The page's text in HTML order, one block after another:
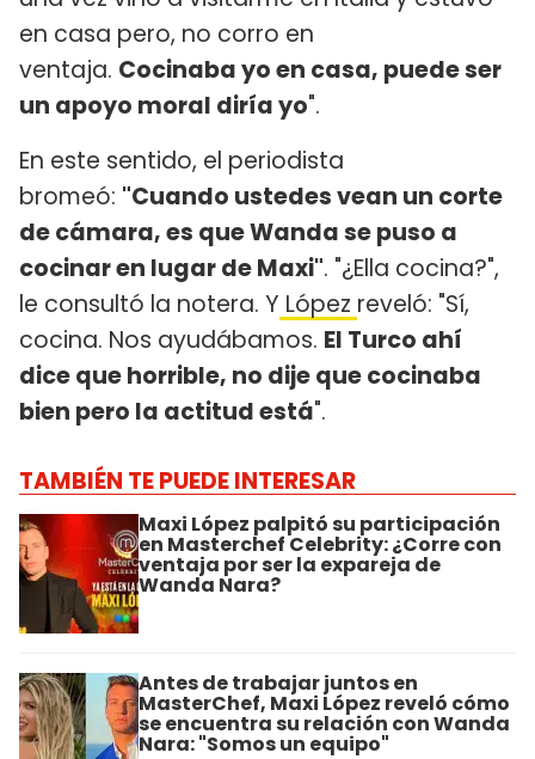
en casa pero, no corro en
ventaja. Cocinaba yo en casa, puede ser
un apoyo moral diría yo".
En este sentido, el periodista
bromeó: "Cuando ustedes vean un corte
de cámara, es que Wanda se puso a
cocinar en lugar de Maxi". "¿Ella cocina?",
le consultó la notera. Y López reveló: "Sí,
cocina. Nos ayudábamos. El Turco ahí
dice que horrible, no dije que cocinaba
bien pero la actitud está".
TAMBIÉN TE PUEDE INTERESAR
Maxi López palpitó su participación
en Masterchef Celebrity: ¿Corre con
ventaja por ser la expareja de
Wanda Nara?
Antes de trabajar juntos en
MasterChef, Maxi López reveló cómo
se encuentra su relación con Wanda
Nara: "Somos un equipo"